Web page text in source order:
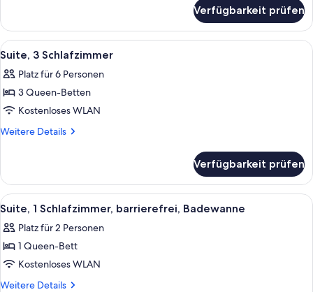
2 Schlafzimmer,
Balkon
Verfügbarkeit prüfen
Alle
Fotos
für
Suite,
3 Schlafzimmer
anzeigen
Ein modernes Schlafzimmer mit
21
Suite, 3 Schlafzimmer
Platz für 6 Personen
3 Queen-Betten
Kostenloses WLAN
Weitere Details
Weitere
3 Schlafzimmer
Verfügbarkeit prüfen
Alle
Fotos
für
Suite,
1
Schlafzimmer,
Ein Hotelzimmer mit einem großen
17
Suite, 1 Schlafzimmer, barrierefrei, Badewanne
Platz für 2 Personen
1 Queen-Bett
Kostenloses WLAN
Weitere Details
Weitere